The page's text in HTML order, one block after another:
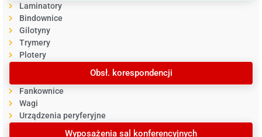
Laminatory
Bindownice
Gilotyny
Trymery
Plotery
Obsł. korespondencji
Fankownice
Wagi
Urządzenia peryferyjne
Wyposażenia sal konferencyjnych